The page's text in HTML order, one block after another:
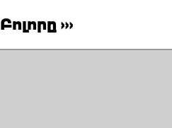
Բոլորը ›››